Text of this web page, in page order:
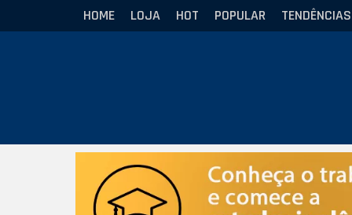
HOME LOJA HOT POPULAR TENDÊNCIAS